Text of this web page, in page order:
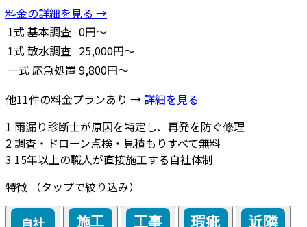
料金の詳細を見る →
1式 基本調査 0円～
1式 散水調査 25,000円～
一式 応急処置 9,800円～
他11件の料金プランあり → 詳細を見る
1 雨漏り診断士が原因を特定し、再発を防ぐ修理
2調査・ドローン点検・見積もりすべて無料
3 15年以上の職人が直接施工する自社体制
特徴
（タップで絞り込み）